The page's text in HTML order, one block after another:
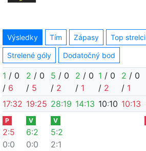
Výsledky Tím Zápasy Top strelci
Strelené góly Dodatočný bod
1 / 0
/ 6
2 / 0
/ 5
5 / 0
/ 2
2 / 0
/ 1
1 / 0
/ 2
2 / 0
/ 1
17:32 19:25 28:19 14:13 10:10 10:13
P
2:5
0:0
V
6:2
0:0
V
5:2
2:1